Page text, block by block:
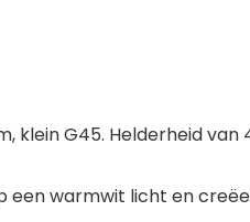
klein G45. Helderheid van
een warmwit licht en